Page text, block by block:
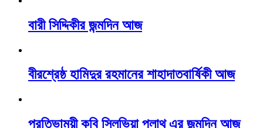
বারী সিদ্দিকীর জন্মদিন আজ
বীরশ্রেষ্ঠ হামিদুর রহমানের শাহাদাতবার্ষিকী আজ
প্রতিভাময়ী কবি সিলভিয়া প্লাথ এর জন্মদিন আজ